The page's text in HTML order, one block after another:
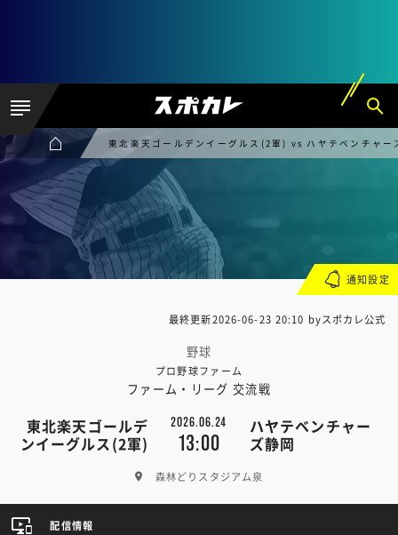
東北楽天ゴールデンイーグルス(2軍) vs ハヤテベンチャー
最終更新2026-06-23 20:10 byスポカレ公式
野球
プロ野球ファーム
ファーム・リーグ 交流戦
東北楽天ゴールデ
ンイーグルス(2軍)
2026.06.24
13:00
ハヤテベンチャー
ズ静岡
森林どりスタジアム泉
通知設定
配信情報